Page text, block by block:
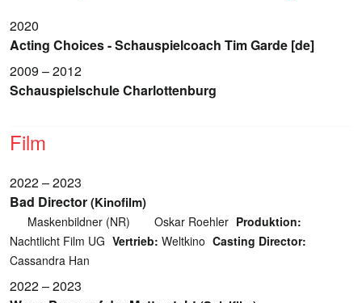
2020
Acting Choices - Schauspielcoach Tim Garde [de]
2009 – 2012
Schauspielschule Charlottenburg
Film
2022 – 2023
Bad Director(Kinofilm)
Maskenbildner (NR) Oskar Roehler Produktion:
Nachtlicht Film UG Vertrieb: Weltkino Casting Director:
Cassandra Han
2022 – 2023